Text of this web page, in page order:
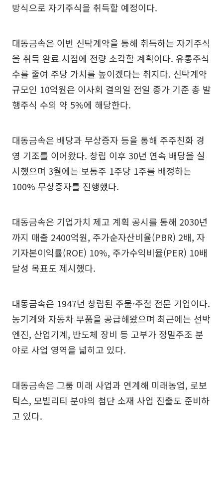
방식으로 자기주식을 취득할 예정이다.
대동금속은 이번 신탁계약을 통해 취득하는 자기주식
을 취득 완료 시점에 전량 소각할 계획이다. 유통주식
수를 줄여 주당 가치를 높이겠다는 취지다. 신탁계약
규모인 10억원은 이사회 결의일 전일 종가 기준 총 발
행주식 수의 약 5%에 해당한다.
대동금속은 배당과 무상증자 등을 통해 주주친화 경
영 기조를 이어왔다. 창립 이후 30년 연속 배당을 실
시했으며 3월에는 보통주 1주당 1주를 배정하는
100% 무상증자를 진행했다.
대동금속은 기업가치 제고 계획 공시를 통해 2030년
까지 매출 2400억원, 주가순자산비율(PBR) 2배, 자
기자본이익률(ROE) 10%, 주가수익비율(PER) 10배
달성 목표도 제시했다.
대동금속은 1947년 창립된 주물·주철 전문 기업이다.
농기계와 자동차 부품을 공급해왔으며 최근에는 선박
엔진, 산업기계, 반도체 장비 등 고부가 정밀주조 분
야로 사업 영역을 넓히고 있다.
대동금속은 그룹 미래 사업과 연계해 미래농업, 로보
틱스, 모빌리티 분야의 첨단 소재 사업 진출도 준비하
고 있다.